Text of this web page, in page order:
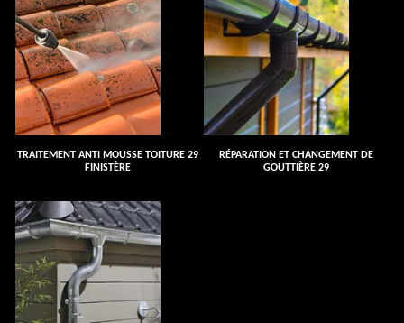
TRAITEMENT ANTI MOUSSE TOITURE 29
FINISTÈRE
RÉPARATION ET CHANGEMENT DE
GOUTTIÈRE 29